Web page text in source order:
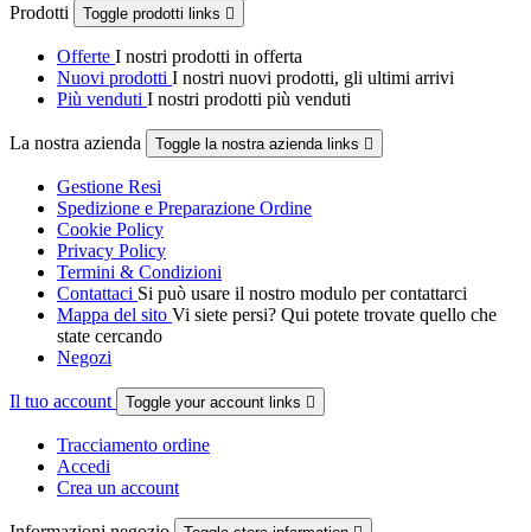
Prodotti Toggle prodotti links 
Offerte I nostri prodotti in offerta
Nuovi prodotti I nostri nuovi prodotti, gli ultimi arrivi
Più venduti I nostri prodotti più venduti
La nostra azienda Toggle la nostra azienda links 
Gestione Resi
Spedizione e Preparazione Ordine
Cookie Policy
Privacy Policy
Termini & Condizioni
Contattaci Si può usare il nostro modulo per contattarci
Mappa del sito Vi siete persi? Qui potete trovate quello che
state cercando
Negozi
Il tuo account Toggle your account links 
Tracciamento ordine
Accedi
Crea un account